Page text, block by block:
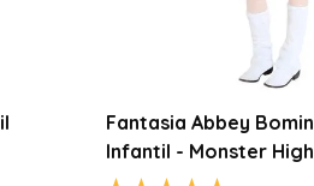
Fantasia Abbey
Infantil - Monster High